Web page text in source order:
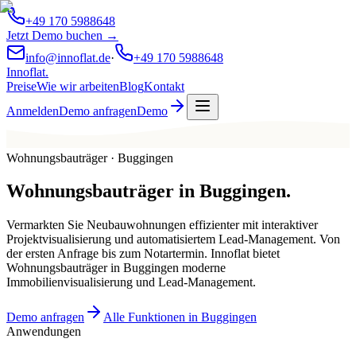
+49 170 5988648
Jetzt Demo buchen →
info@innoflat.de·
+49 170 5988648
Innoflat.
PreiseWie wir arbeitenBlogKontakt
AnmeldenDemo anfragenDemo
Wohnungsbauträger · Buggingen
Wohnungsbauträger in Buggingen.
Vermarkten Sie Neubauwohnungen effizienter mit interaktiver
Projektvisualisierung und automatisiertem Lead-Management. Von
der ersten Anfrage bis zum Notartermin. Innoflat bietet
Wohnungsbauträger in Buggingen moderne
Immobilienvisualisierung und Lead-Management.
Demo anfragen
Alle Funktionen in Buggingen
Anwendungen